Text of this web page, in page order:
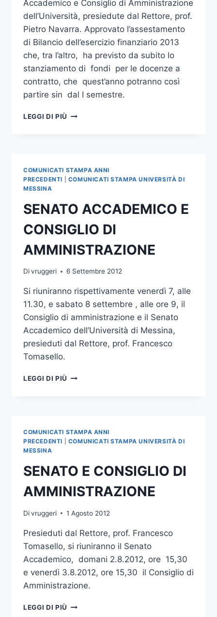
Accademico e Consiglio di Amministrazione
dell’Università, presiedute dal Rettore, prof.
Pietro Navarra. Approvato l’assestamento
di Bilancio dell’esercizio finanziario 2013
che, tra l’altro, ha previsto da subito lo
stanziamento di fondi per le docenze a
contratto, che quest’anno potranno così
partire sin dal I semestre.
LEGGI DI PIÙ RIUNIONI
COMUNICATI STAMPA ANNI
PRECEDENTI
COMUNICATI STAMPA UNIVERSITÀ DI
MESSINA
SENATO ACCADEMICO E
CONSIGLIO DI
AMMINISTRAZIONE
Divruggeri 6 Settembre 2012
Si riuniranno rispettivamente venerdì 7, alle
11.30, e sabato 8 settembre , alle ore 9, il
Consiglio di amministrazione e il Senato
Accademico dell’Università di Messina,
presieduti dal Rettore, prof. Francesco
Tomasello.
LEGGI DI PIÙ SENATO
COMUNICATI STAMPA ANNI
PRECEDENTI
COMUNICATI STAMPA UNIVERSITÀ DI
MESSINA
SENATO E CONSIGLIO DI
AMMINISTRAZIONE
Divruggeri 1 Agosto 2012
Presieduti dal Rettore, prof. Francesco
Tomasello, si riuniranno il Senato
Accademico, domani 2.8.2012, ore 15,30
e venerdì 3.8.2012, ore 15,30 il Consiglio di
Amministrazione.
LEGGI DI PIÙ SENATO